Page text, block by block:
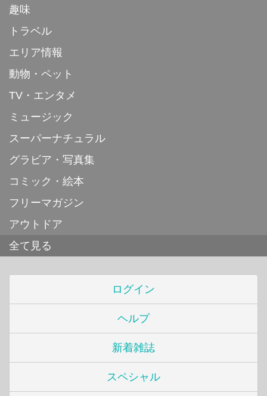
趣味
トラベル
エリア情報
動物・ペット
TV・エンタメ
ミュージック
スーパーナチュラル
グラビア・写真集
コミック・絵本
フリーマガジン
アウトドア
全て見る
ログイン
ヘルプ
新着雑誌
スペシャル